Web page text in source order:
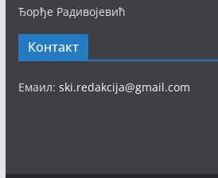
Ђорђе Радивојевић
Контакт
Емаил: ski.redakcija@gmail.com